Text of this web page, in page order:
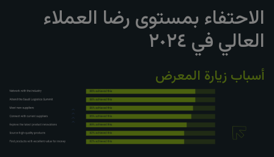
الاحتفاء بمستوى رضا العملاء
العالي في ٢٠٢٤
أسباب زيارة المعرض